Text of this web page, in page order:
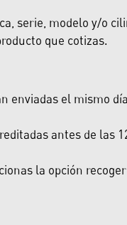
serie, modelo y/o
que cotizas.
enviadas el mismo
antes de las
la opción